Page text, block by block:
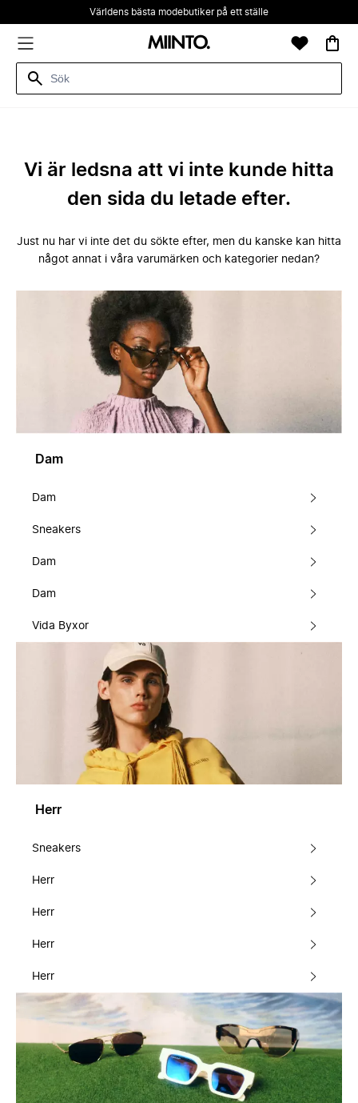
Världens bästa modebutiker på ett ställe
Vi är ledsna att vi inte kunde hitta
den sida du letade efter.
Just nu har vi inte det du sökte efter, men du kanske kan hitta
något annat i våra varumärken och kategorier nedan?
Dam
Dam
Sneakers
Dam
Dam
Vida Byxor
Herr
Sneakers
Herr
Herr
Herr
Herr